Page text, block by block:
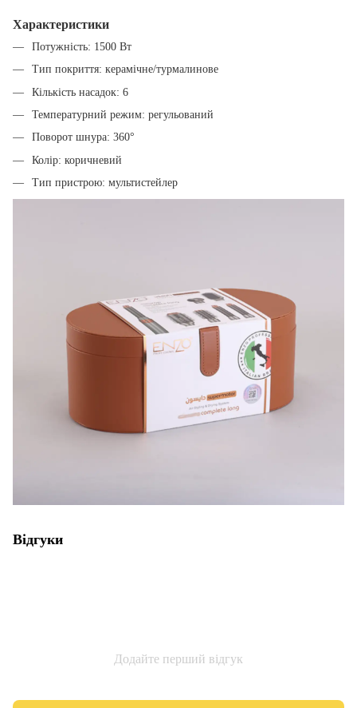
Характеристики
Потужність: 1500 Вт
Тип покриття: керамічне/турмалинове
Кількість насадок: 6
Температурний режим: регульований
Поворот шнура: 360°
Колір: коричневий
Тип пристрою: мультистейлер
Відгуки
Додайте перший відгук